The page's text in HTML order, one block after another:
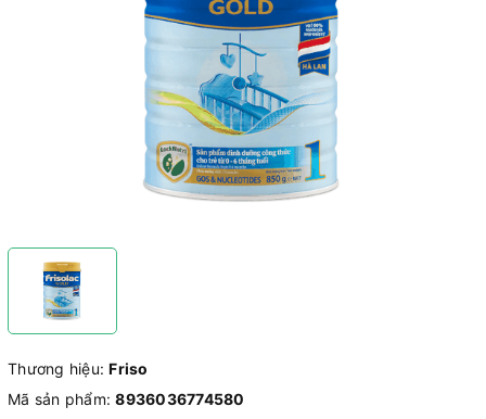
Thương hiệu:Friso
Mã sản phẩm:8936036774580